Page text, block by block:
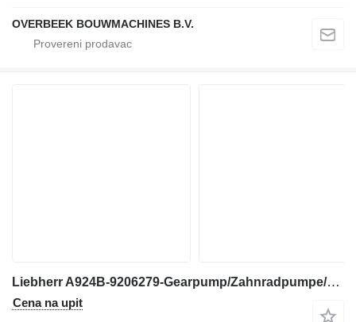
OVERBEEK BOUWMACHINES B.V.
Liebherr A924B-9206279-Gearpump/Zahnradpumpe/Tandwielpomp zupčasta pumpa za bagera
Cena na upit